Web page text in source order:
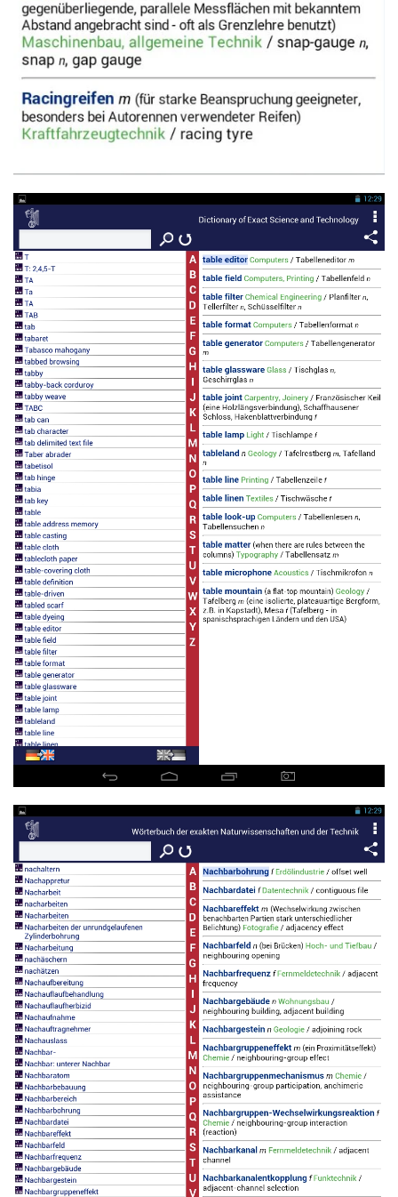
Read more
Read more